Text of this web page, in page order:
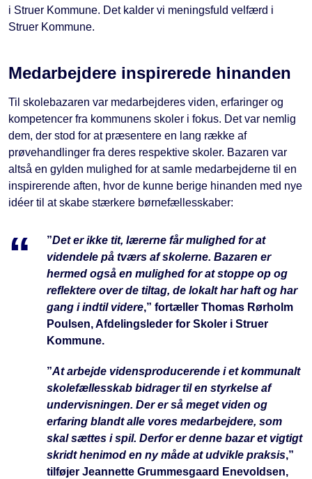
i Struer Kommune. Det kalder vi meningsfuld velfærd i
Struer Kommune.
Medarbejdere inspirerede hinanden
Til skolebazaren var medarbejderes viden, erfaringer og
kompetencer fra kommunens skoler i fokus. Det var nemlig
dem, der stod for at præsentere en lang række af
prøvehandlinger fra deres respektive skoler. Bazaren var
altså en gylden mulighed for at samle medarbejderne til en
inspirerende aften, hvor de kunne berige hinanden med nye
idéer til at skabe stærkere børnefællesskaber:
”Det er ikke tit, lærerne får mulighed for at
videndele på tværs af skolerne. Bazaren er
hermed også en mulighed for at stoppe op og
reflektere over de tiltag, de lokalt har haft og har
gang i indtil videre,” fortæller Thomas Rørholm
Poulsen, Afdelingsleder for Skoler i Struer
Kommune.
”At arbejde vidensproducerende i et kommunalt
skolefællesskab bidrager til en styrkelse af
undervisningen. Der er så meget viden og
erfaring blandt alle vores medarbejdere, som
skal sættes i spil. Derfor er denne bazar et vigtigt
skridt henimod en ny måde at udvikle praksis,”
tilføjer Jeannette Grummesgaard Enevoldsen,